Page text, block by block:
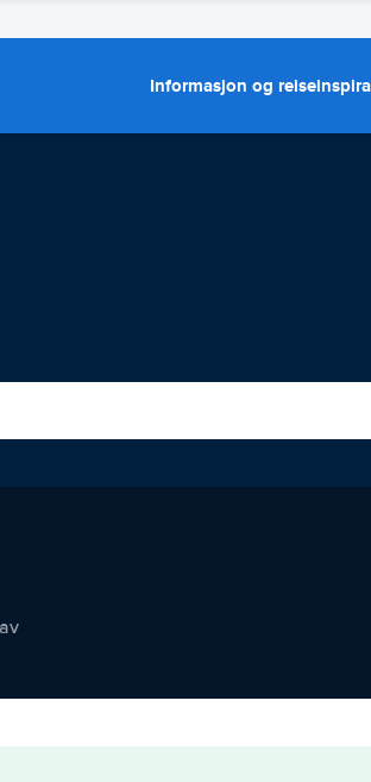
Informasjon og